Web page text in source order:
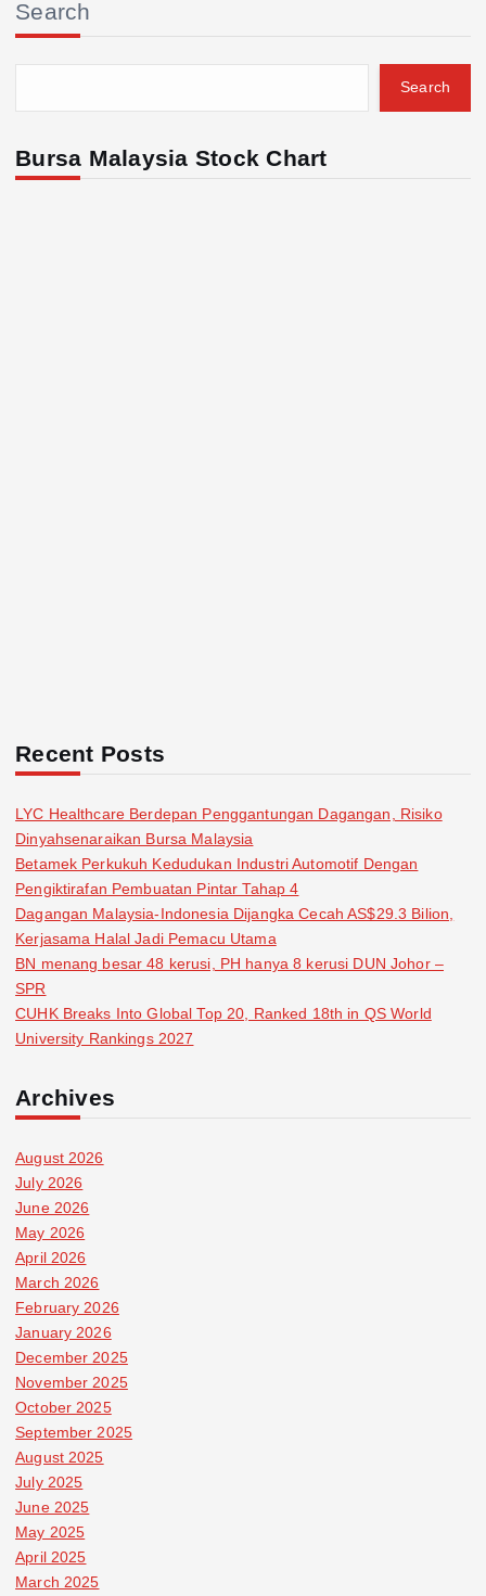
Search
Search
Bursa Malaysia Stock Chart
Recent Posts
LYC Healthcare Berdepan Penggantungan Dagangan, Risiko
Dinyahsenaraikan Bursa Malaysia
Betamek Perkukuh Kedudukan Industri Automotif Dengan
Pengiktirafan Pembuatan Pintar Tahap 4
Dagangan Malaysia-Indonesia Dijangka Cecah AS$29.3 Bilion,
Kerjasama Halal Jadi Pemacu Utama
BN menang besar 48 kerusi, PH hanya 8 kerusi DUN Johor –
SPR
CUHK Breaks Into Global Top 20, Ranked 18th in QS World
University Rankings 2027
Archives
August 2026
July 2026
June 2026
May 2026
April 2026
March 2026
February 2026
January 2026
December 2025
November 2025
October 2025
September 2025
August 2025
July 2025
June 2025
May 2025
April 2025
March 2025